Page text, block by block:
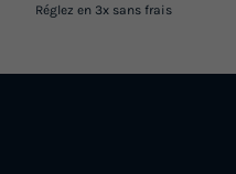
Réglez en 3x sans frais